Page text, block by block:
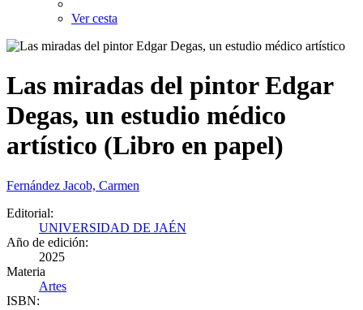
Ver cesta
Las miradas del pintor Edgar
Degas, un estudio médico
artístico (Libro en papel)
Fernández Jacob, Carmen
Editorial:
UNIVERSIDAD DE JAÉN
Año de edición:
2025
Materia
Artes
ISBN: